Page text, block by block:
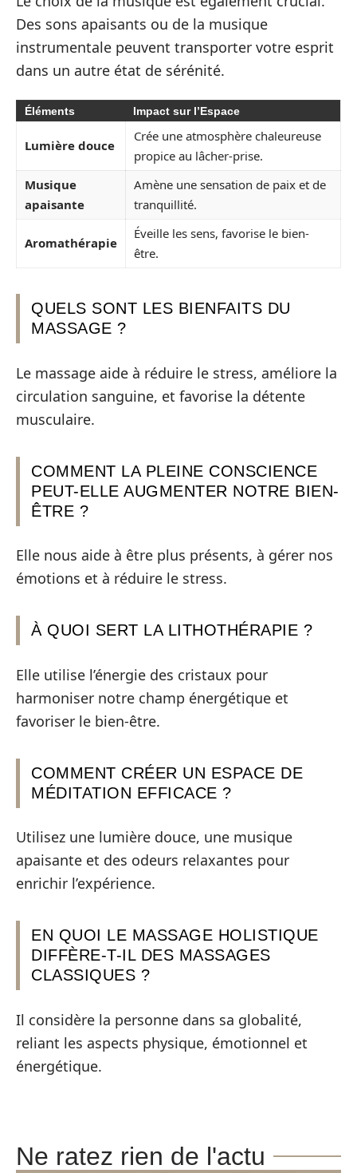
Des sons apaisants ou de la musique
instrumentale peuvent transporter votre esprit
dans un autre état de sérénité.
Éléments Impact sur l’Espace
Lumière douce
Crée une atmosphère chaleureuse
propice au lâcher-prise.
Musique
apaisante
Amène une sensation de paix et de
tranquillité.
Aromathérapie
Éveille les sens, favorise le bien-
être.
QUELS SONT LES BIENFAITS DU
MASSAGE ?
Le massage aide à réduire le stress, améliore la
circulation sanguine, et favorise la détente
musculaire.
COMMENT LA PLEINE CONSCIENCE
PEUT-ELLE AUGMENTER NOTRE BIEN-
ÊTRE ?
Elle nous aide à être plus présents, à gérer nos
émotions et à réduire le stress.
À QUOI SERT LA LITHOTHÉRAPIE ?
Elle utilise l’énergie des cristaux pour
harmoniser notre champ énergétique et
favoriser le bien-être.
COMMENT CRÉER UN ESPACE DE
MÉDITATION EFFICACE ?
Utilisez une lumière douce, une musique
apaisante et des odeurs relaxantes pour
enrichir l’expérience.
EN QUOI LE MASSAGE HOLISTIQUE
DIFFÈRE-T-IL DES MASSAGES
CLASSIQUES ?
Il considère la personne dans sa globalité,
reliant les aspects physique, émotionnel et
énergétique.
Ne ratez rien de l'actu